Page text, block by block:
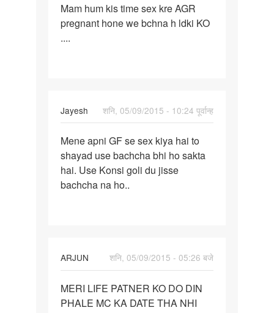
Mam
hum
Mam hum kis time sex kre AGR
pregnant hone we bchna h ldki KO
....
Jayesh
शनि, 05/09/2015 - 10:24 पूर्वान्ह
Mene
apni
GF
se
Mene apni GF se sex kiya hai to
shayad use bachcha bhi ho sakta
hai. Use Konsi goli du jisse
bachcha na ho..
ARJUN
शनि, 05/09/2015 - 05:26 बजे
MERI
LIFE
MERI LIFE PATNER KO DO DIN
PHALE MC KA DATE THA NHI